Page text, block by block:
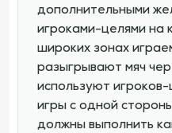
дополнительными
игроками-целями на
широких зонах
разыгрывают мяч
используют
игры с одной
должны выполнить